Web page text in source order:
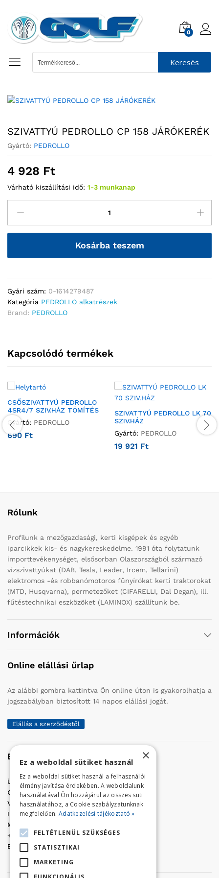
0
Keresés
SZIVATTYÚ PEDROLLO CP 158 JÁRÓKERÉK
Gyártó: PEDROLLO
4 928 Ft
Várható kiszállítási idő: 1-3 munkanap
Kosárba teszem
Gyári szám: 0-1614279487
Kategória PEDROLLO alkatrészek
Brand: PEDROLLO
Kapcsolódó termékek
CSŐSZIVATTYÚ PEDROLLO
4SR4/7 SZIV.HÁZ TÖMÍTÉS
Gyártó: PEDROLLO
690 Ft
SZIVATTYÚ PEDROLLO LK 70
SZIV.HÁZ
Gyártó: PEDROLLO
19 921 Ft
Rólunk
Profilunk a mezőgazdasági, kerti kisgépek és egyéb
iparcikkek kis- és nagykereskedelme. 1991 óta folytatunk
importtevékenységet, elsősorban Olaszországból származó
vízszivattyúkat (DAB, Tesla, Leader, Ircem, Tellarini)
elektromos -és robbanómotoros fűnyírókat kerti traktorokat
(MTD, Husqvarna), permetezőket (CIFARELLI, Dal Degan), ill.
fűtéstechnikai eszközöket (LAMINOX) szállítunk be.
Információk
Online elállási űrlap
Az alábbi gombra kattintva Ön online úton is gyakorolhatja a
jogszabályban biztosított 14 napos elállási jogát.
Elállás a szerződéstől
Elérhetőség
Üzletünk címe:
Szolnok, Vércse út 17.
Golf Center Áruház:06 (56) 423-324
VÁR-Kert Áruház: 06 (56) 429-771
Iroda:06 (56) 421-857
Megrendelés, termék információ:
+36 (70) 938-3356
E-mail:
golfaruhaz@gmail.com
×
Ez a weboldal sütiket használ
Ez a weboldal sütiket használ a felhasználói
élmény javítása érdekében. A weboldalunk
használatával Ön hozzájárul az összes süti
használatához, a Cookie szabályzatunknak
megfelelően. Adatkezelési tájékoztató »
FELTÉTLENÜL SZÜKSÉGES
STATISZTIKAI
MARKETING